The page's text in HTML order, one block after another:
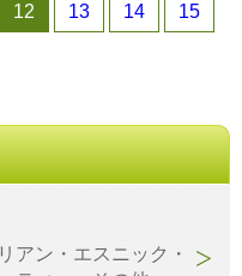
12 13 14 15
アン・エスニック・